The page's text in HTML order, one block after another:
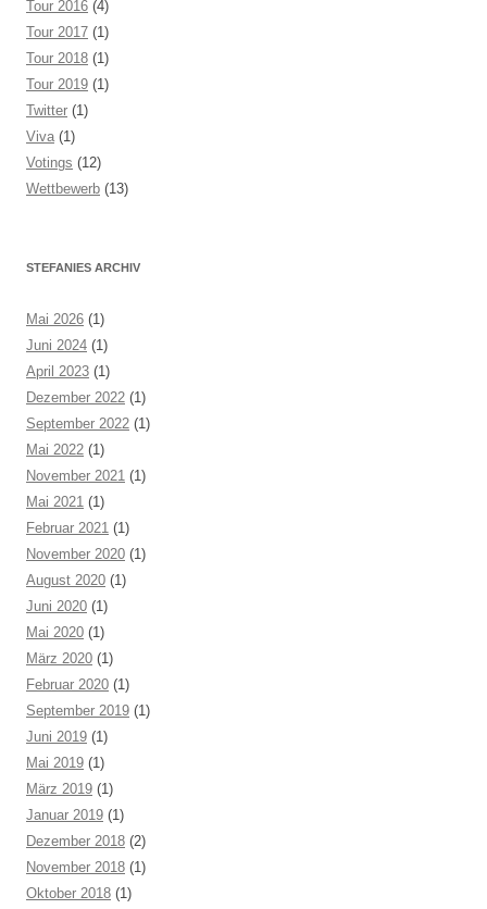
Tour 2016 (4)
Tour 2017 (1)
Tour 2018 (1)
Tour 2019 (1)
Twitter (1)
Viva (1)
Votings (12)
Wettbewerb (13)
STEFANIES ARCHIV
Mai 2026 (1)
Juni 2024 (1)
April 2023 (1)
Dezember 2022 (1)
September 2022 (1)
Mai 2022 (1)
November 2021 (1)
Mai 2021 (1)
Februar 2021 (1)
November 2020 (1)
August 2020 (1)
Juni 2020 (1)
Mai 2020 (1)
März 2020 (1)
Februar 2020 (1)
September 2019 (1)
Juni 2019 (1)
Mai 2019 (1)
März 2019 (1)
Januar 2019 (1)
Dezember 2018 (2)
November 2018 (1)
Oktober 2018 (1)